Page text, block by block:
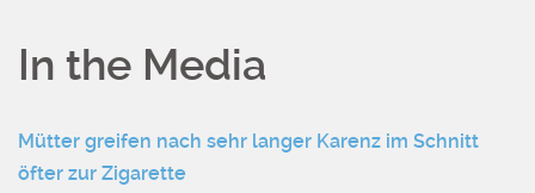
In the Media
Mütter greifen nach sehr langer Karenz im Schnitt
öfter zur Zigarette